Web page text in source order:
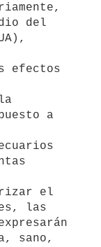
del
a
las
sano,